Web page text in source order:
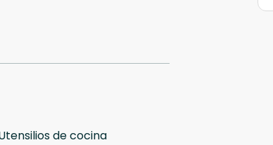
de cocina